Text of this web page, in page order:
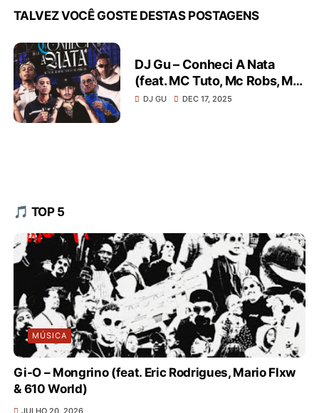
TALVEZ VOCÊ GOSTE DESTAS POSTAGENS
DJ Gu – Conheci A Nata
(feat. MC Tuto, Mc Robs, MC
V7 & Mc Pedro Rs)
DJ GU DEC 17, 2025
🎵 TOP 5
MÚSICA
Gi-O – Mongrino (feat. Eric Rodrigues, Mario Flxw
& 610 World)
JULHO 20, 2026